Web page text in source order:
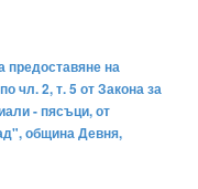
предоставяне на
чл. 2, т. 5 от Закона за
- пясъци, от
община Девня,